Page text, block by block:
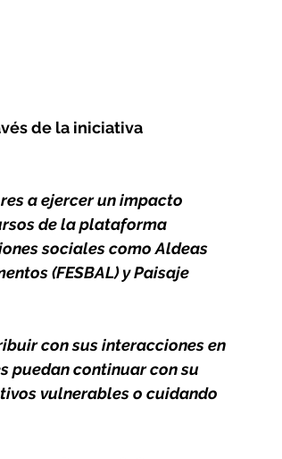
de la iniciativa
a ejercer un impacto
de la plataforma
sociales como Aldeas
(FESBAL) y Paisaje
con sus interacciones en
puedan continuar con su
vulnerables o cuidando